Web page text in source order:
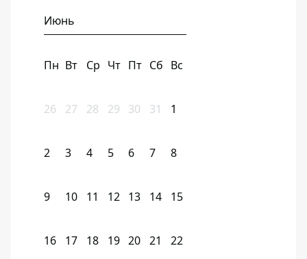
Июнь
Пн Вт Ср Чт Пт Сб Вс
26 27 28 29 30 31 1
2 3 4 5 6 7 8
9 10 11 12 13 14 15
16 17 18 19 20 21 22